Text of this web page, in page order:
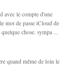
avec le compte d'une
mot de passe iCloud de
chose. sympa ...
quand même de loin le